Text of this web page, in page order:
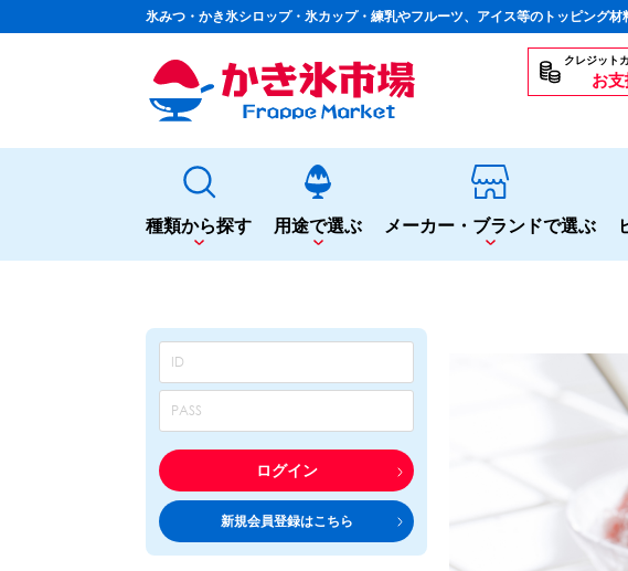
氷みつ・かき氷シロップ・氷カップ・練乳やフルーツ、アイス等のトッピング
クレジット
お
種類から探す
かき氷専用シロップ
果汁入りや厳選素材 スタンダードシロップ
蜜・シロップ
和風甘味シロップ いろいろ使える汎用シロップ
トッピング・製菓材料
練乳・コンデンスミルク あずき・餡 アイスク
用途で選ぶ
夏まつりや夜店に
シロップ
飲食店のサイドメニューに
シロップ トッピング テイクアウト
専門店の副材料に
シロップ トッピング 製菓材料
メーカー・ブランドで選ぶ
ログイン
新規会員登録はこちら